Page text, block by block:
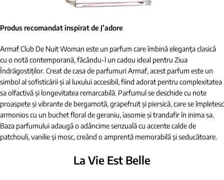
Produs recomandat inspirat de J’adore
Armaf Club De Nuit Woman este un parfum care îmbină eleganța clasică
cu o notă contemporană, făcându-l un cadou ideal pentru Ziua
Îndrăgostiților. Creat de casa de parfumuri Armaf, acest parfum este un
simbol al sofisticării și al luxului accesibil, fiind adorat pentru complexitatea
sa olfactivă și longevitatea remarcabilă. Parfumul se deschide cu note
proaspete și vibrante de bergamotă, grapefruit și piersică, care se împletesc
armonios cu un buchet floral de geraniu, iasomie și trandafir în inima sa.
Baza parfumului adaugă o adâncime senzuală cu accente calde de
patchouli, vanilie și mosc, creând o amprentă memorabilă și seducătoare.
La Vie Est Belle